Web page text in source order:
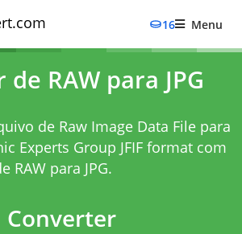
16 Menu
RAW para JPG
de Raw Image Data File para
Experts Group JFIF format com
RAW para JPG.
Converter